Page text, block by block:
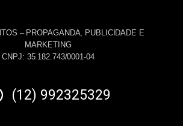
– PROPAGANDA, PUBLICIDADE E
MARKETING
CNPJ: 35.182.743/0001-04
(12) 992325329